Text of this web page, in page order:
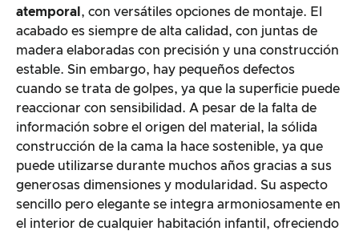
atemporal , con versátiles opciones de montaje. El
acabado es siempre de alta calidad, con juntas de
madera elaboradas con precisión y una construcción
estable. Sin embargo, hay pequeños defectos
cuando se trata de golpes, ya que la superficie puede
reaccionar con sensibilidad. A pesar de la falta de
información sobre el origen del material, la sólida
construcción de la cama la hace sostenible, ya que
puede utilizarse durante muchos años gracias a sus
generosas dimensiones y modularidad. Su aspecto
sencillo pero elegante se integra armoniosamente en
el interior de cualquier habitación infantil, ofreciendo